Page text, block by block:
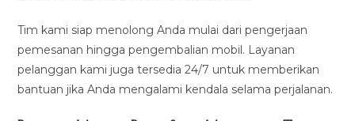
Tim kami siap menolong Anda mulai dari pengerjaan
pemesanan hingga pengembalian mobil. Layanan
pelanggan kami juga tersedia 24/7 untuk memberikan
bantuan jika Anda mengalami kendala selama perjalanan.